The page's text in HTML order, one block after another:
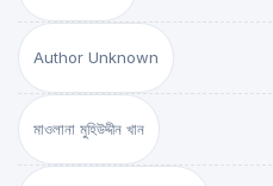
Author Unknown
মাওলানা মুহিউদ্দীন খান